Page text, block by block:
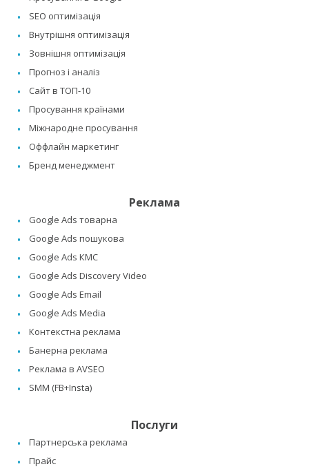
SEO оптимізація
Внутрішня оптимізація
Зовнішня оптимізація
Прогноз і аналіз
Сайт в ТОП-10
Просування країнами
Міжнародне просування
Оффлайн маркетинг
Бренд менеджмент
Реклама
Google Ads товарна
Google Ads пошукова
Google Ads КМС
Google Ads Discovery Video
Google Ads Email
Google Ads Media
Контекстна реклама
Банерна реклама
Реклама в AVSEO
SMM (FB+Insta)
Послуги
Партнерська реклама
Прайс